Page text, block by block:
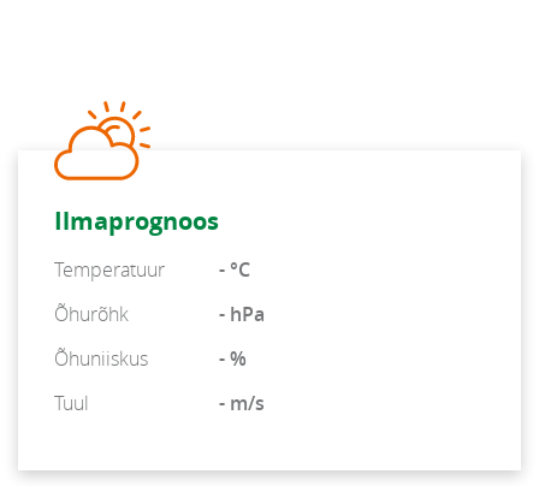
Ilmaprognoos
Temperatuur
- °C
Õhurõhk
- hPa
Õhuniiskus
- %
Tuul
- m/s